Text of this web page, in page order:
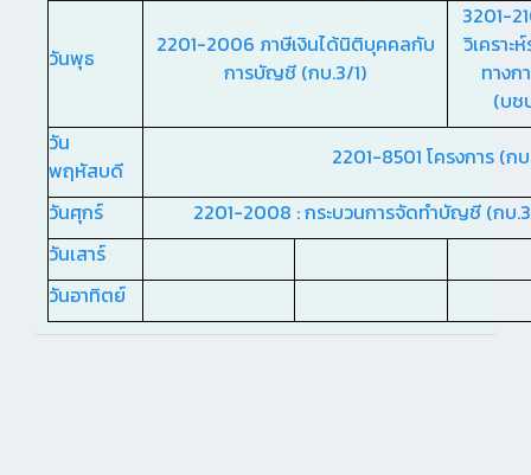
วันพุธ
2201-2006 ภาษีเงินได้นิติบุคคลกับ
การบัญชี (กบ.3/1)
3201-
วิเคราะ
ทางก
(บช
วัน
พฤหัสบดี
2201-8501 โครงการ (ก
วันศุกร์
2201-2008 : กระบวนการจัดทำบัญชี (กบ
วันเสาร์
วันอาทิตย์